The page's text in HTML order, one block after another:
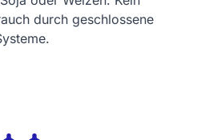
durch geschlossene